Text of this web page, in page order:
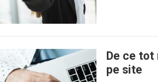
De ce
pe site